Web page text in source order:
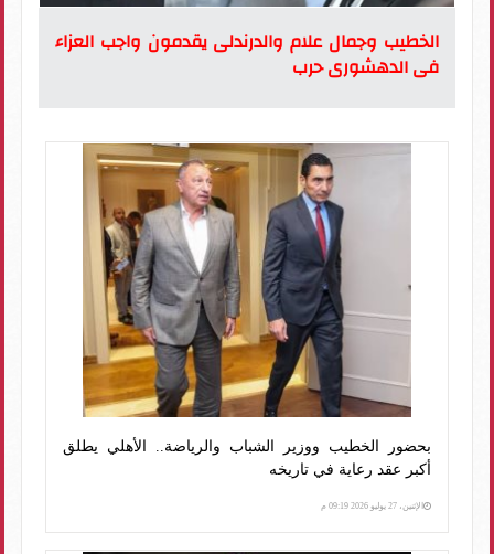
الخطيب وجمال علام والدرندلى يقدمون واجب العزاء
فى الدهشورى حرب
بحضور الخطيب ووزير الشباب والرياضة.. الأهلي يطلق
أكبر عقد رعاية في تاريخه
الإثنين، 27 يوليو 2026 09:19 م